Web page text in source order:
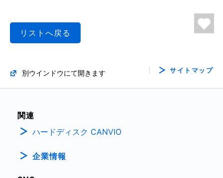
リストへ戻る
別ウインドウにて開きます サイトマップ
関連
ハードディスク CANVIO
企業情報